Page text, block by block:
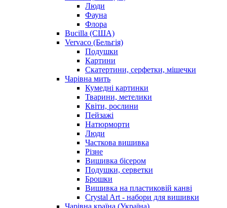
Люди
Фауна
Флора
Bucilla (США)
Vervaco (Бельгія)
Подушки
Картини
Скатертини, серфетки, мішечки
Чарiвна мить
Кумедні картинки
Тварини, метелики
Квіти, рослини
Пейзажі
Натюрморти
Люди
Часткова вишивка
Різне
Вишивка бісером
Подушки, серветки
Брошки
Вишивка на пластиковій канві
Crystal Art - набори для вишивки
Чарівна країна (Україна)